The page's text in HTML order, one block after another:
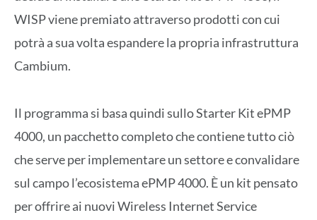
WISP viene premiato attraverso prodotti con cui
potrà a sua volta espandere la propria infrastruttura
Cambium.
Il programma si basa quindi sullo Starter Kit ePMP
4000, un pacchetto completo che contiene tutto ciò
che serve per implementare un settore e convalidare
sul campo l’ecosistema ePMP 4000. È un kit pensato
per offrire ai nuovi Wireless Internet Service